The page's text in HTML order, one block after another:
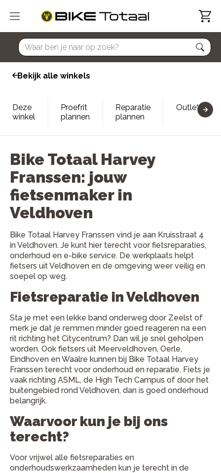
home
Bekijk alle winkels
Deze
winkel
Proefrit
plannen
Reparatie
plannen
Outlet
Bike Totaal Harvey
Franssen: jouw
fietsenmaker in
Veldhoven
Bike Totaal Harvey Franssen vind je aan Kruisstraat 4
in Veldhoven. Je kunt hier terecht voor fietsreparaties,
onderhoud en e-bike service. De werkplaats helpt
fietsers uit Veldhoven en de omgeving weer veilig en
soepel op weg.
Fietsreparatie in Veldhoven
Sta je met een lekke band onderweg door Zeelst of
merk je dat je remmen minder goed reageren na een
rit richting het Citycentrum? Dan wil je snel geholpen
worden. Ook fietsers uit Meerveldhoven, Oerle,
Eindhoven en Waalre kunnen bij Bike Totaal Harvey
Franssen terecht voor onderhoud en reparatie. Fiets je
vaak richting ASML, de High Tech Campus of door het
buitengebied rond Veldhoven, dan is goed onderhoud
belangrijk.
Waarvoor kun je bij ons
terecht?
Voor vrijwel alle fietsreparaties en
onderhoudswerkzaamheden kun je terecht in de